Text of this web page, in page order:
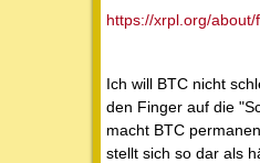
https://xrpl.org/about/
Ich will BTC nicht
den Finger auf die
macht BTC
stellt sich so dar als